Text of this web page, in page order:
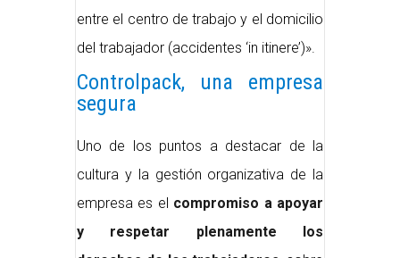
entre el centro de trabajo y el domicilio
del trabajador (accidentes ‘in itinere’)».
Controlpack, una empresa
segura
Uno de los puntos a destacar de la
cultura y la gestión organizativa de la
empresa es el compromiso a apoyar
y respetar plenamente los